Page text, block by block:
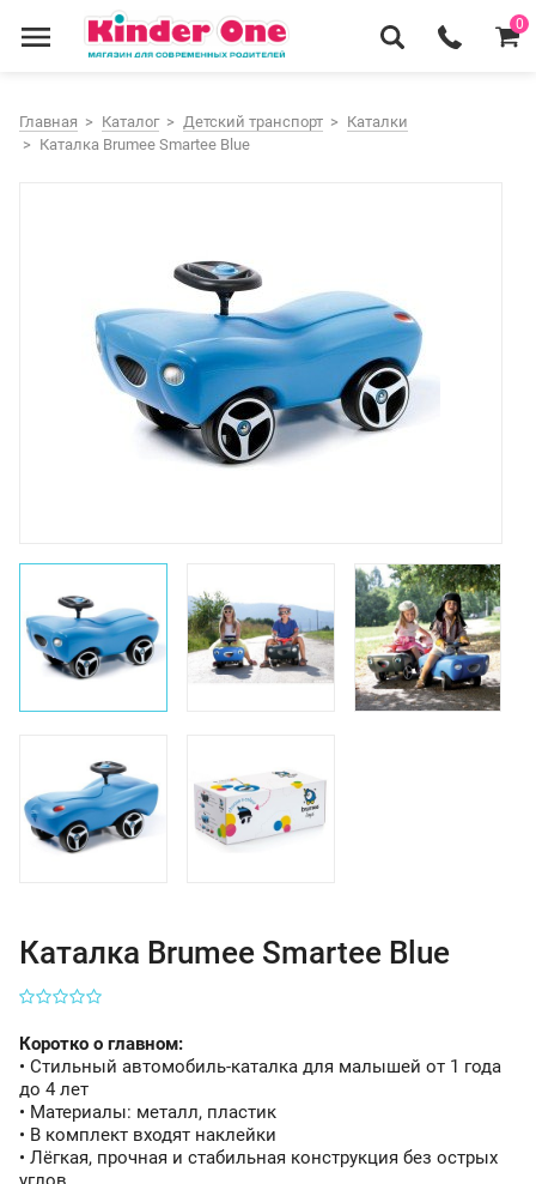
Главная Каталог Детский транспорт
Каталки
Каталка Brumee Smartee Blue
Каталка Brumee Smartee Blue
Коротко о главном:
• Стильный автомобиль-каталка для малышей от 1 года
до 4 лет
• Материалы: металл, пластик
• В комплект входят наклейки
• Лёгкая, прочная и стабильная конструкция без острых
0